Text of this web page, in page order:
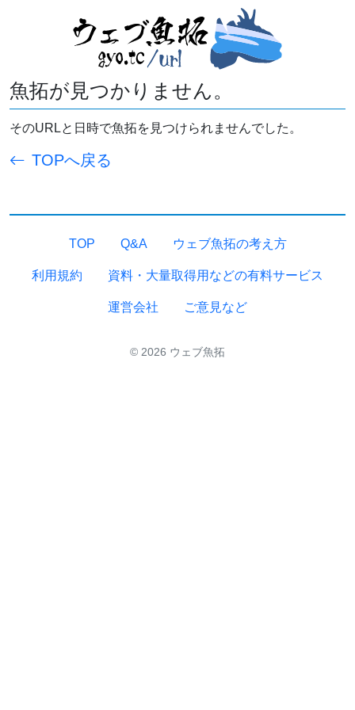
魚拓が見つかりません。
そのURLと日時で魚拓を見つけられませんでした。
TOPへ戻る
TOP Q&A ウェブ魚拓の考え方
利用規約 資料・大量取得用などの有料サービス
運営会社 ご意見など
© 2026 ウェブ魚拓